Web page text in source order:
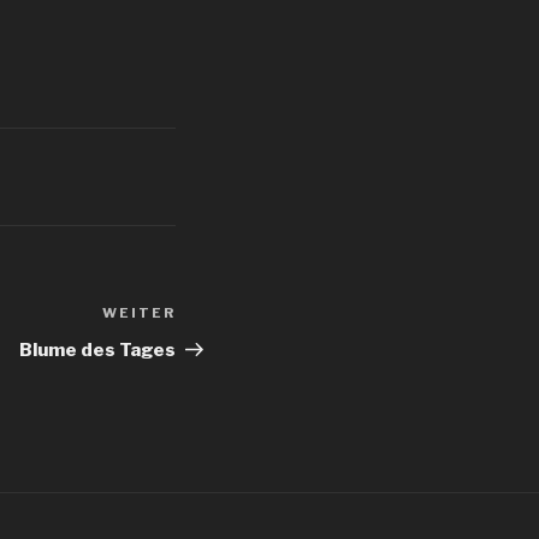
Beitrag
WEITER
Blume des Tages